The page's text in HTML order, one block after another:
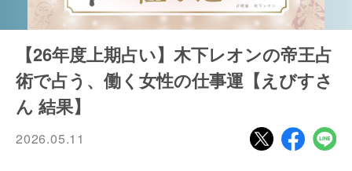
【26年度上期占い】木下レオンの帝王占
術で占う、働く女性の仕事運【えびすさ
ん 結果】
2026.05.11